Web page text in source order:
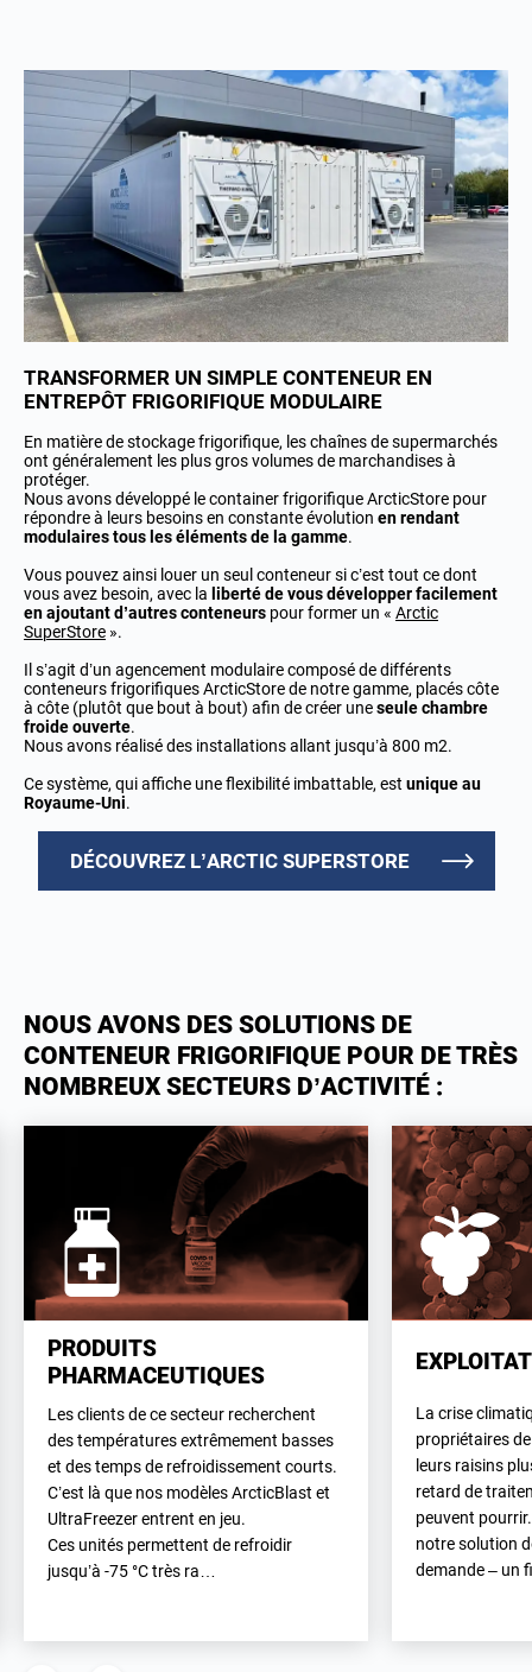
TRANSFORMER UN SIMPLE CONTENEUR EN
ENTREPÔT FRIGORIFIQUE MODULAIRE
En matière de stockage frigorifique, les chaînes de supermarchés
ont généralement les plus gros volumes de marchandises à
protéger.
Nous avons développé le container frigorifique ArcticStore pour
répondre à leurs besoins en constante évolution en rendant
modulaires tous les éléments de la gamme.
Vous pouvez ainsi louer un seul conteneur si c’est tout ce dont
vous avez besoin, avec la liberté de vous développer facilement
en ajoutant d’autres conteneurs pour former un « Arctic
SuperStore ».
Il s’agit d’un agencement modulaire composé de différents
conteneurs frigorifiques ArcticStore de notre gamme, placés côte
à côte (plutôt que bout à bout) afin de créer uneseule chambre
froide ouverte.
Nous avons réalisé des installations allant jusqu’à 800 m2.
Ce système, qui affiche une flexibilité imbattable, est unique au
Royaume-Uni.
DÉCOUVREZ L’ARCTIC SUPERSTORE
NOUS AVONS DES SOLUTIONS DE
CONTENEUR FRIGORIFIQUE POUR DE TRÈS
NOMBREUX SECTEURS D’ACTIVITÉ :
PRODUITS
PHARMACEUTIQUES
Les clients de ce secteur recherchent
des températures extrêmement basses
et des temps de refroidissement courts.
C’est là que nos modèles ArcticBlast et
UltraFreezer entrent en jeu.
Ces unités permettent de refroidir
jusqu’à -75 °C très ra…
La crise
propriétaires
leurs raisins
retard de
peuvent
notre solution
demande – un